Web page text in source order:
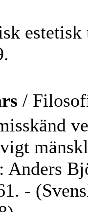
/
Anders
-